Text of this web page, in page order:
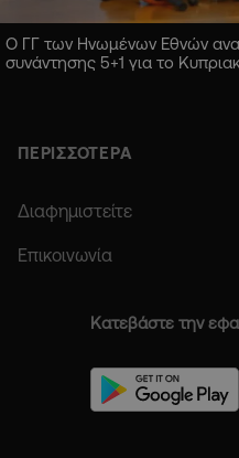
Ο ΓΓ των Ηνωμένων Εθνών
συνάντησης 5+1 για το
ΠΕΡΙΣΣΟΤΕΡΑ
Διαφημιστείτε
Επικοινωνία
Κατεβάστε την